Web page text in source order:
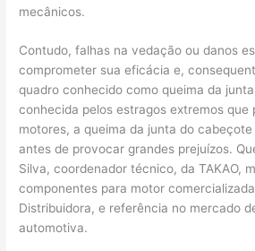
mecânicos.
Contudo, falhas na vedação ou danos
comprometer sua eficácia e,
quadro conhecido como queima da
conhecida pelos estragos extremos que
motores, a queima da junta do
antes de provocar grandes prejuízos.
Silva, coordenador técnico, da TAKAO,
componentes para motor
Distribuidora, e referência no mercado
automotiva.